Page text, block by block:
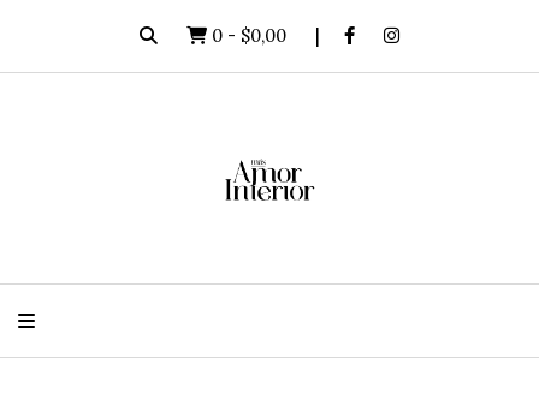
0 - $0,00